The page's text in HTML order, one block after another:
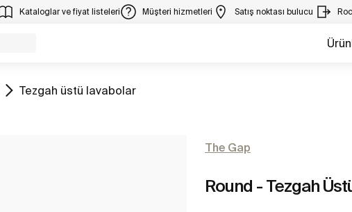
Kataloglar ve fiyat listeleri Müşteri hizmetleri Satış noktası bulucu
Tüm
Tezgah üstü lavabolar
The Gap
Round - Tezgah